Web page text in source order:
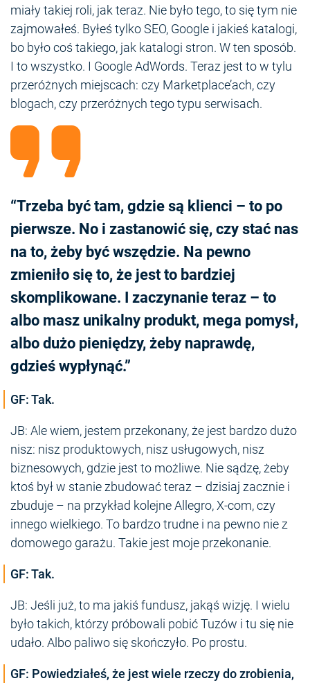
miały takiej roli, jak teraz. Nie było tego, to się tym nie
zajmowałeś. Byłeś tylko SEO, Google i jakieś katalogi,
bo było coś takiego, jak katalogi stron. W ten sposób.
I to wszystko. I Google AdWords. Teraz jest to w tylu
przeróżnych miejscach: czy Marketplace’ach, czy
blogach, czy przeróżnych tego typu serwisach.
“Trzeba być tam, gdzie są klienci – to po
pierwsze. No i zastanowić się, czy stać nas
na to, żeby być wszędzie. Na pewno
zmieniło się to, że jest to bardziej
skomplikowane. I zaczynanie teraz – to
albo masz unikalny produkt, mega pomysł,
albo dużo pieniędzy, żeby naprawdę,
gdzieś wypłynąć.”
GF: Tak.
JB: Ale wiem, jestem przekonany, że jest bardzo dużo
nisz: nisz produktowych, nisz usługowych, nisz
biznesowych, gdzie jest to możliwe. Nie sądzę, żeby
ktoś był w stanie zbudować teraz – dzisiaj zacznie i
zbuduje – na przykład kolejne Allegro, X-com, czy
innego wielkiego. To bardzo trudne i na pewno nie z
domowego garażu. Takie jest moje przekonanie.
GF: Tak.
JB: Jeśli już, to ma jakiś fundusz, jakąś wizję. I wielu
było takich, którzy próbowali pobić Tuzów i tu się nie
udało. Albo paliwo się skończyło. Po prostu.
GF: Powiedziałeś, że jest wiele rzeczy do zrobienia,